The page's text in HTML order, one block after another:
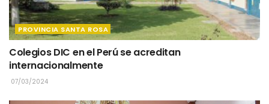
PROVINCIA SANTA ROSA
Colegios DIC en el Perú se acreditan
internacionalmente
07/03/2024